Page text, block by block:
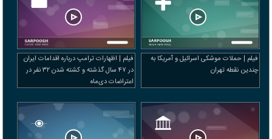
فیلم | حملات موشکی اسرائیل و آمریکا به
چندین نقطه تهران
فیلم | اظهارات ترامپ درباره اقدامات ایران
در ۴۷ سال گذشته و کشته شدن ۳۲ نفر در
اعتراضات دی‌ماه